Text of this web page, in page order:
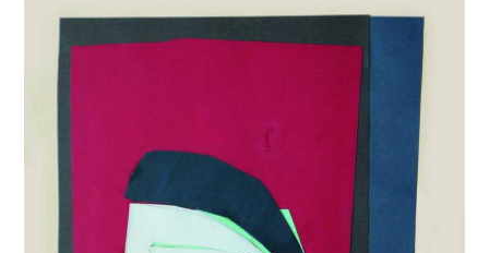
NOVOSTI SLAVO STRIEGL
LIKOVNA ZBIRKA
DOKUMENTI